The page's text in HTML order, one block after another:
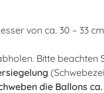
von ca. 30 – 33
Bitte beachten
die Ballons ca.